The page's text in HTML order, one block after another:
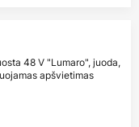
48 V "Lumaro", juoda,
apšvietimas